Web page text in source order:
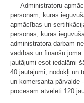
Administratoru
personām, kuras
apmācības un
personas, kuras
administratora darbam
vadības un finanšu
jautājumi esot iedalāmi
40 jautājumi; nodokļi un
un komersanta pārvalde
procesam atvēlēti 120